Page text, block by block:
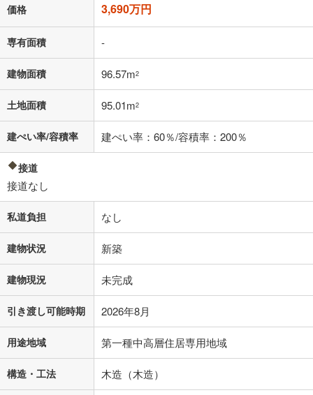
る値は、実際の金融機関等における貸出金利とは何ら関係がなく、実際
の金融機関等における貸出金利を何ら保証するものではありません。返
済方法「元利均等返済」にて算出しております。入力された金利を35年
借り入れの際は各金融機関等に、必ずご自身でご確認をお願いいたしま
す。
条件によってお借り入れができないことがあります。
不動産会社に購入相談をする 無料
価格 3,690万円
専有面積 -
建物面積 96.57m2
土地面積 95.01m2
建ぺい率/容積率 建ぺい率：60％/容積率：200％
接道
接道なし
私道負担 なし
建物状況 新築
建物現況 未完成
引き渡し可能時期 2026年8月
用途地域 第一種中高層住居専用地域
構造・工法 木造（木造）